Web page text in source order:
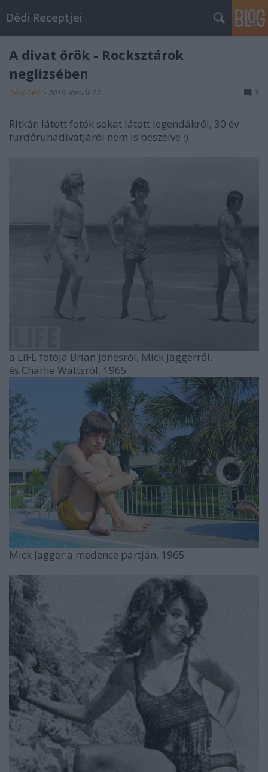
Dédi Receptjei
A divat örök - Rocksztárok
neglizsében
Dédi Dédi • 2016. január 22. 3
Ritkán látott fotók sokat látott legendákról, 30 év
fürdőruhadivatjáról nem is beszélve :)
a LIFE fotója Brian Jonesról, Mick Jaggerről,
és Charlie Wattsról, 1965
Mick Jagger a medence partján, 1965